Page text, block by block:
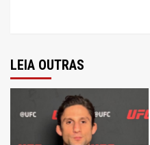
LEIA OUTRAS